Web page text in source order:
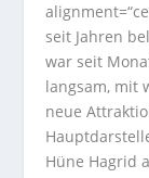
seit Jahren
war seit
langsam, mit
neue
Hüne Hagrid